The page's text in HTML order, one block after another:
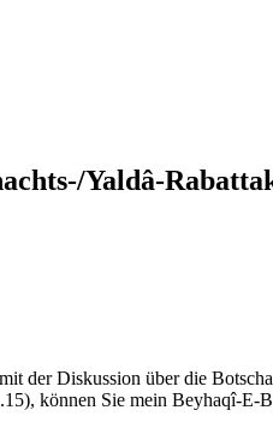
Yaldâ-
der Diskussion über die
können Sie mein Beyhaqî-